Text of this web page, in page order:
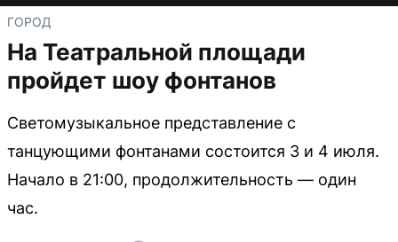
ГОРОД
На Театральной площади
пройдет шоу фонтанов
Светомузыкальное представление с
танцующими фонтанами состоится 3 и 4 июля.
Начало в 21:00, продолжительность — один
час.